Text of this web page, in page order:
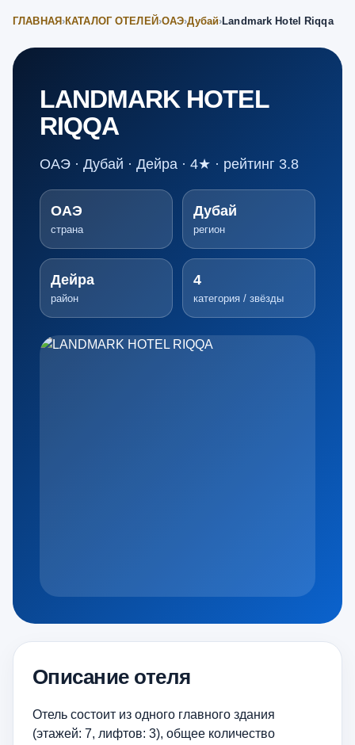
ГЛАВНАЯ ›КАТАЛОГ ОТЕЛЕЙ ›ОАЭ›Дубай›Landmark Hotel Riqqa
LANDMARK HOTEL
RIQQA
ОАЭ · Дубай · Дейра · 4★ · рейтинг 3.8
ОАЭ
страна
Дубай
регион
Дейра
район
4
категория / звёзды
Описание отеля
Отель состоит из одного главного здания
(этажей: 7, лифтов: 3), общее количество